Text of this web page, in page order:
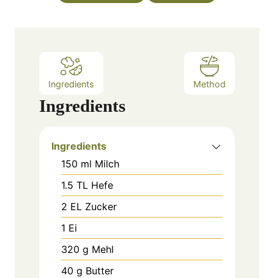
Ingredients Method
Ingredients
Ingredients
150 ml Milch
1.5 TL Hefe
2 EL Zucker
1 Ei
320 g Mehl
40 g Butter